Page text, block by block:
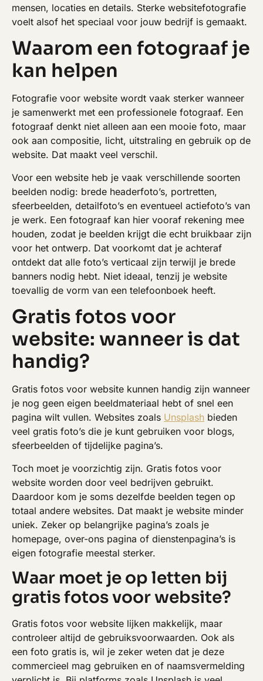
mensen, locaties en details. Sterke websitefotografie
voelt alsof het speciaal voor jouw bedrijf is gemaakt.
Waarom een fotograaf je
kan helpen
Fotografie voor website wordt vaak sterker wanneer
je samenwerkt met een professionele fotograaf. Een
fotograaf denkt niet alleen aan een mooie foto, maar
ook aan compositie, licht, uitstraling en gebruik op de
website. Dat maakt veel verschil.
Voor een website heb je vaak verschillende soorten
beelden nodig: brede headerfoto’s, portretten,
sfeerbeelden, detailfoto’s en eventueel actiefoto’s van
je werk. Een fotograaf kan hier vooraf rekening mee
houden, zodat je beelden krijgt die echt bruikbaar zijn
voor het ontwerp. Dat voorkomt dat je achteraf
ontdekt dat alle foto’s verticaal zijn terwijl je brede
banners nodig hebt. Niet ideaal, tenzij je website
toevallig de vorm van een telefoonboek heeft.
Gratis fotos voor
website: wanneer is dat
handig?
Gratis fotos voor website kunnen handig zijn wanneer
je nog geen eigen beeldmateriaal hebt of snel een
pagina wilt vullen. Websites zoals Unsplash bieden
veel gratis foto’s die je kunt gebruiken voor blogs,
sfeerbeelden of tijdelijke pagina’s.
Toch moet je voorzichtig zijn. Gratis fotos voor
website worden door veel bedrijven gebruikt.
Daardoor kom je soms dezelfde beelden tegen op
totaal andere websites. Dat maakt je website minder
uniek. Zeker op belangrijke pagina’s zoals je
homepage, over-ons pagina of dienstenpagina’s is
eigen fotografie meestal sterker.
Waar moet je op letten bij
gratis fotos voor website?
Gratis fotos voor website lijken makkelijk, maar
controleer altijd de gebruiksvoorwaarden. Ook als
een foto gratis is, wil je zeker weten dat je deze
commercieel mag gebruiken en of naamsvermelding